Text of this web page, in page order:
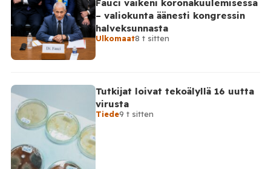
ukrainalaista lennokkia. Lennokkeja kerrotaan torjutun
useiden Venäjän alueiden sekä Mustanmeren ja
Asovanmeren yllä. Vakavimmat […]
Fauci vaikeni koronakuulemisessa
– valiokunta äänesti kongressin
halveksunnasta
Ulkomaat8 t sitten
Tutkijat loivat tekoälyllä 16 uutta
virusta
Tiede9 t sitten